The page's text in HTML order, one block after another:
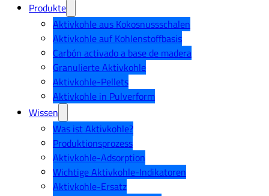
Produkte
Aktivkohle aus Kokosnussschalen
Aktivkohle auf Kohlenstoffbasis
Carbón activado a base de madera
Granulierte Aktivkohle
Aktivkohle-Pellets
Aktivkohle in Pulverform
Wissen
Was ist Aktivkohle?
Produktionsprozess
Aktivkohle-Adsorption
Wichtige Aktivkohle-Indikatoren
Aktivkohle-Ersatz